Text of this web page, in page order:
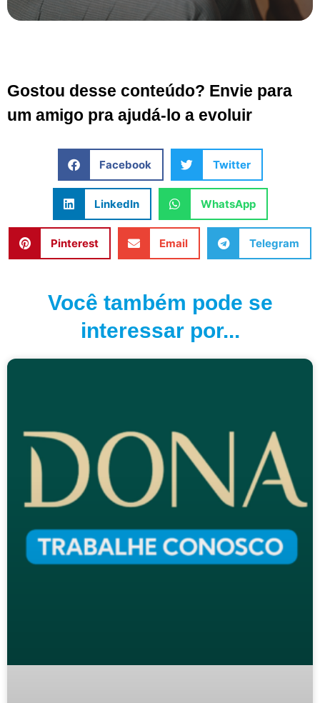
Gostou desse conteúdo? Envie para
um amigo pra ajudá-lo a evoluir
Facebook Twitter
LinkedIn WhatsApp
Pinterest Email Telegram
Você também pode se
interessar por...